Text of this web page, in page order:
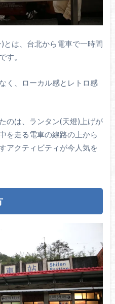
とは、台北から電車で一時間
す。
く、ローカル感とレトロ感
のは、ランタン(天燈)上げが
を走る電車の線路の上から
アクティビティが今人気を